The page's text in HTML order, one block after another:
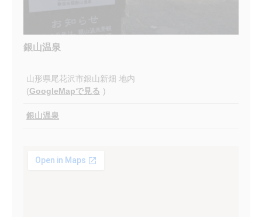
銀山温泉
山形県尾花沢市銀山新畑 地内
(GoogleMapで見る )
銀山温泉